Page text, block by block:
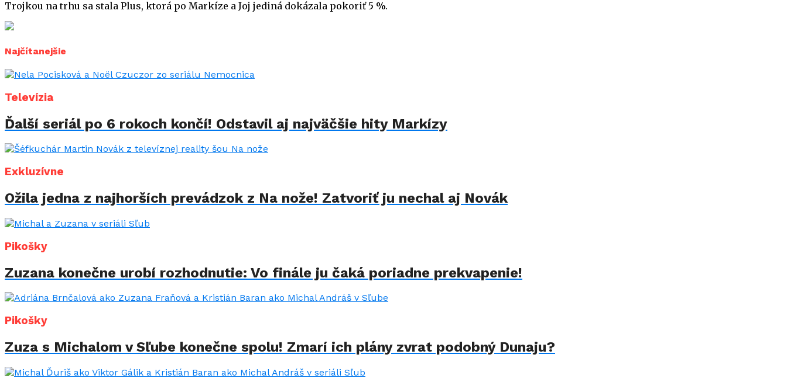
Trojkou na trhu sa stala Plus, ktorá po Markíze a Joj jediná dokázala pokoriť 5 %.
Najčítanejšie
Televízia
Ďalší seriál po 6 rokoch končí! Odstavil aj najväčšie hity Markízy
Exkluzívne
Ožila jedna z najhorších prevádzok z Na nože! Zatvoriť ju nechal aj Novák
Pikošky
Zuzana konečne urobí rozhodnutie: Vo finále ju čaká poriadne prekvapenie!
Pikošky
Zuza s Michalom v Sľube konečne spolu! Zmarí ich plány zvrat podobný Dunaju?